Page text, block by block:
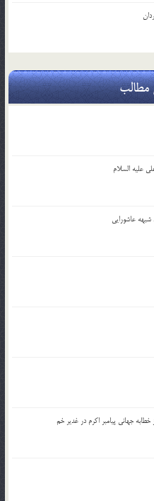
مطالب
علیه السلام
شبهه عاشورایی
جهانی پیامبر اکرم در غدیر خم